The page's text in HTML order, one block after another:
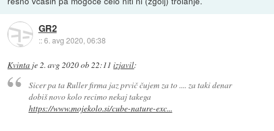
GR2
::6. avg 2020, 06:38
Kvinta je 2. avg 2020 ob 22:11 izjavil:
Sicer pa ta Ruller firma jaz prvič čujem za to .... za taki denar
dobiš novo kolo recimo nekaj takega
https://www.mojekolo.si/cube-nature-exc...